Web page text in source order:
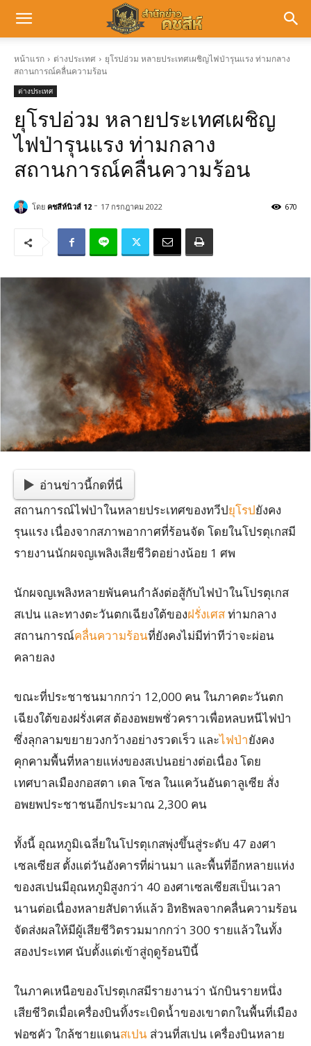
หน้าแรก ต่างประเทศ
ยุโรปอ่วม หลายประเทศเผชิญไฟป่ารุนแรง ท่ามกลาง
สถานการณ์คลื่นความร้อน
ต่างประเทศ
ยุโรปอ่วม หลายประเทศเผชิญ
ไฟป่ารุนแรง ท่ามกลาง
สถานการณ์คลื่นความร้อน
670
โดย คชสีห์นิวส์ 12 - 17 กรกฎาคม 2022
อ่านข่าวนี้กดที่นี่
สถานการณ์ไฟป่าในหลายประเทศของทวีปยุโรปยังคง
รุนแรง เนื่องจากสภาพอากาศที่ร้อนจัด โดยในโปรตุเกสมี
รายงานนักผจญเพลิงเสียชีวิตอย่างน้อย 1 ศพ
นักผจญเพลิงหลายพันคนกำลังต่อสู้กับไฟป่าในโปรตุเกส
สเปน และทางตะวันตกเฉียงใต้ของฝรั่งเศสท่ามกลาง
สถานการณ์คลื่นความร้อนที่ยังคงไม่มีท่าทีว่าจะผ่อน
คลายลง
ขณะที่ประชาชนมากกว่า 12,000 คน ในภาคตะวันตก
เฉียงใต้ของฝรั่งเศส ต้องอพยพชั่วคราวเพื่อหลบหนีไฟป่า
ซึ่งลุกลามขยายวงกว้างอย่างรวดเร็ว และไฟป่ายังคง
คุกคามพื้นที่หลายแห่งของสเปนอย่างต่อเนื่อง โดย
เทศบาลเมืองกอสตา เดล โซล ในแคว้นอันดาลูเซีย สั่ง
อพยพประชาชนอีกประมาณ 2,300 คน
ทั้งนี้ อุณหภูมิเฉลี่ยในโปรตุเกสพุ่งขึ้นสู่ระดับ 47 องศา
เซลเซียส ตั้งแต่วันอังคารที่ผ่านมา และพื้นที่อีกหลายแห่ง
ของสเปนมีอุณหภูมิสูงกว่า 40 องศาเซลเซียสเป็นเวลา
นานต่อเนื่องหลายสัปดาห์แล้ว อิทธิพลจากคลื่นความร้อน
จัดส่งผลให้มีผู้เสียชีวิตรวมมากกว่า 300 รายแล้วในทั้ง
สองประเทศ นับตั้งแต่เข้าสู่ฤดูร้อนปีนี้
ในภาคเหนือของโปรตุเกสมีรายงานว่า นักบินรายหนึ่ง
เสียชีวิตเมื่อเครื่องบินทิ้งระเบิดน้ำของเขาตกในพื้นที่เมือง
ฟอซคัว ใกล้ชายแดนสเปน ส่วนที่สเปน เครื่องบินหลาย